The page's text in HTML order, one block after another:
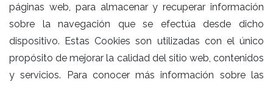
páginas web, para almacenar y recuperar información
sobre la navegación que se efectúa desde dicho
dispositivo. Estas Cookies son utilizadas con el único
propósito de mejorar la calidad del sitio web, contenidos
y servicios. Para conocer más información sobre las